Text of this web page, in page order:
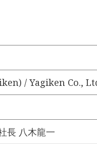
/ Yagiken Co.,
長 八木龍一